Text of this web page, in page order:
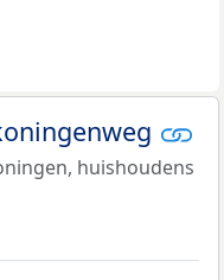
huishoudens